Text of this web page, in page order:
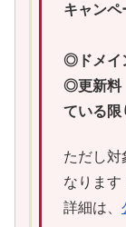
キャンペ
◎ドメイ
◎更新料
ている限
ただし対
なります
詳細は、